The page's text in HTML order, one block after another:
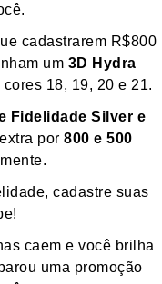
cadastrarem R$800
um 3D Hydra
18, 19, 20 e 21.
Fidelidade Silver e
por 800 e 500
cadastre suas
caem e você brilha
uma promoção